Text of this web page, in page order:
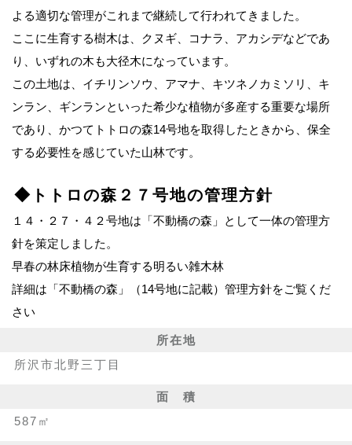
よる適切な管理がこれまで継続して行われてきました。
ここに生育する樹木は、クヌギ、コナラ、アカシデなどであ
り、いずれの木も大径木になっています。
この土地は、イチリンソウ、アマナ、キツネノカミソリ、キ
ンラン、ギンランといった希少な植物が多産する重要な場所
であり、かつてトトロの森14号地を取得したときから、保全
する必要性を感じていた山林です。
◆トトロの森２７号地の管理方針
１４・２７・４２号地は「不動橋の森」として一体の管理方
針を策定しました。
早春の林床植物が生育する明るい雑木林
詳細は「不動橋の森」（14号地に記載）管理方針をご覧くだ
さい
所在地
所沢市北野三丁目
面 積
587㎡